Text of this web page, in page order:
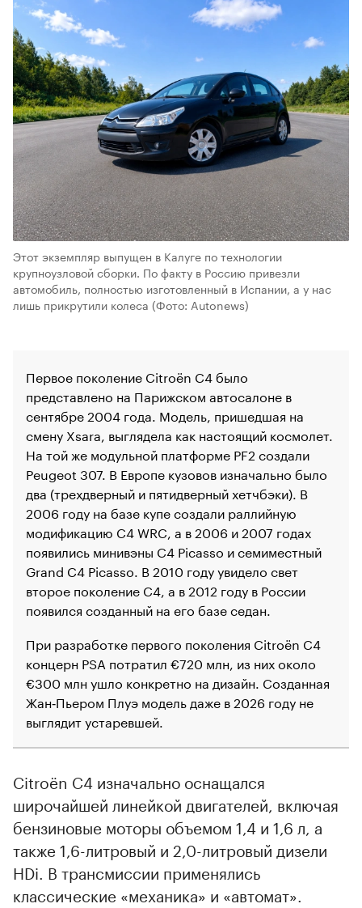
Этот экземпляр выпущен в Калуге по технологии
крупноузловой сборки. По факту в Россию привезли
автомобиль, полностью изготовленный в Испании, а у нас
лишь прикрутили колеса (Фото: Autonews)
00:00 / 00:00
Первое поколение Citroёn C4 было
представлено на Парижском автосалоне в
сентябре 2004 года. Модель, пришедшая на
смену Xsara, выглядела как настоящий космолет.
На той же модульной платформе PF2 создали
Peugeot 307. В Европе кузовов изначально было
два (трехдверный и пятидверный хетчбэки). В
2006 году на базе купе создали раллийную
модификацию C4 WRC, а в 2006 и 2007 годах
появились минивэны C4 Picasso и семиместный
Grand C4 Picasso. В 2010 году увидело свет
второе поколение C4, а в 2012 году в России
появился созданный на его базе седан.
При разработке первого поколения Citroёn C4
концерн PSA потратил €720 млн, из них около
€300 млн ушло конкретно на дизайн. Созданная
Жан‑Пьером Плуэ модель даже в 2026 году не
выглядит устаревшей.
Citroёn C4 изначально оснащался
широчайшей линейкой двигателей, включая
бензиновые моторы объемом 1,4 и 1,6 л, а
также 1,6-литровый и 2,0-литровый дизели
HDi. В трансмиссии применялись
классические «механика» и «автомат».